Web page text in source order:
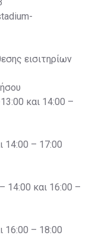
εισιτηρίων
και 14:00 –
14:00 – 17:00
14:00 και 16:00 –
16:00 – 18:00